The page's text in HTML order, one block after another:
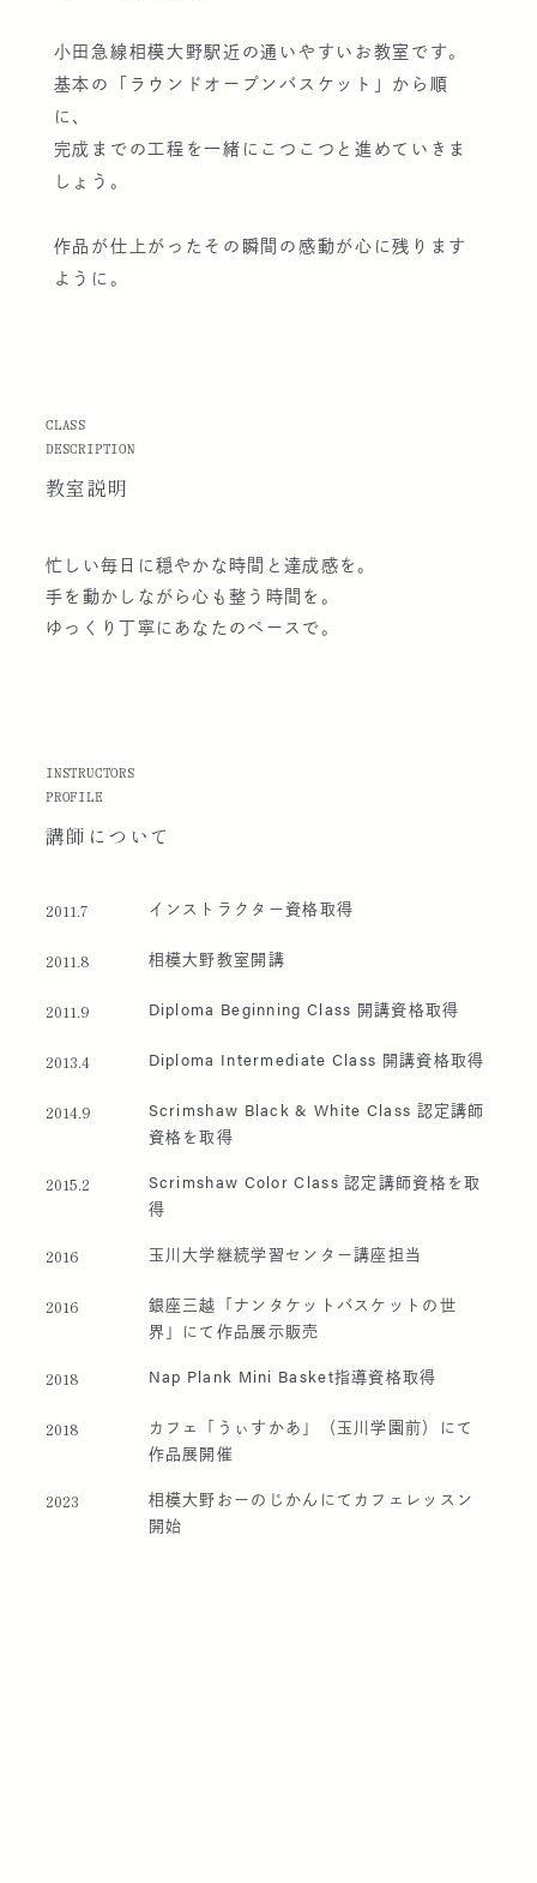
小田急線相模大野駅近の通いやすいお教室です。
基本の「ラウンドオープンバスケット」から順
に、
完成までの工程を一緒にこつこつと進めていきま
しょう。
作品が仕上がったその瞬間の感動が心に残ります
ように。
CLASS
DESCRIPTION
教室説明
忙しい毎日に穏やかな時間と達成感を。
手を動かしながら心も整う時間を。
ゆっくり丁寧にあなたのペースで。
INSTRUCTORS
PROFILE
講師に ついて
2011.7 インストラクター資格取得
2011.8 相模大野教室開講
2011.9 Diploma Beginning Class 開講資格取得
2013.4 Diploma Intermediate Class 開講資格取得
2014.9
Scrimshaw Black & White Class 認定講師
資格を取得
2015.2
Scrimshaw Color Class 認定講師資格を取
得
2016 玉川大学継続学習センター講座担当
2016
銀座三越「ナンタケットバスケットの世
界」にて作品展示販売
2018 Nap Plank Mini Basket指導資格取得
2018
カフェ「うぃすかあ」（玉川学園前）にて
作品展開催
2023
相模大野おーのじかんにてカフェレッスン
開始